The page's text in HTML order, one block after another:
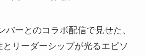
バーとのコラボ配信で見せた、
リーダーシップが光るエピソ